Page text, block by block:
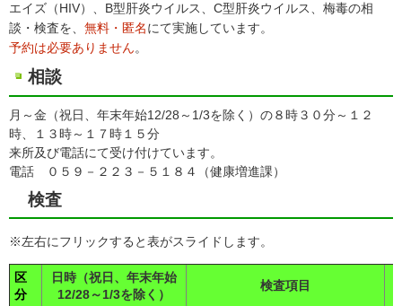
エイズ（HIV）、B型肝炎ウイルス、C型肝炎ウイルス、梅毒の相
談・検査を、 無料・匿名にて実施しています。
予約は必要ありません。
相談
月～金（祝日、年末年始12/28～1/3を除く）の８時３０分～１２
時、１３時～１７時１５分
来所及び電話にて受け付けています。
電話 ０５９－２２３－５１８４（健康増進課）
検査
※左右にフリックすると表がスライドします。
区
分
日時（祝日、年末年始
12/28～1/3を除く）
検査項目